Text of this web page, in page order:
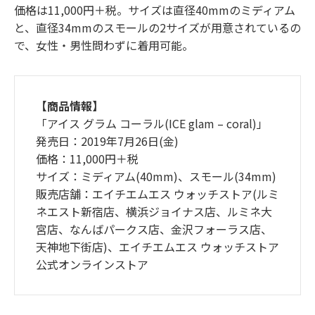
価格は11,000円＋税。サイズは直径40mmのミディアム
と、直径34mmのスモールの2サイズが用意されているの
で、女性・男性問わずに着用可能。
【商品情報】
「アイス グラム コーラル(ICE glam – coral)」
発売日：2019年7月26日(金)
価格：11,000円＋税
サイズ：ミディアム(40mm)、スモール(34mm)
販売店舗：エイチエムエス ウォッチストア(ルミ
ネエスト新宿店、横浜ジョイナス店、ルミネ大
宮店、なんばパークス店、金沢フォーラス店、
天神地下街店)、エイチエムエス ウォッチストア
公式オンラインストア